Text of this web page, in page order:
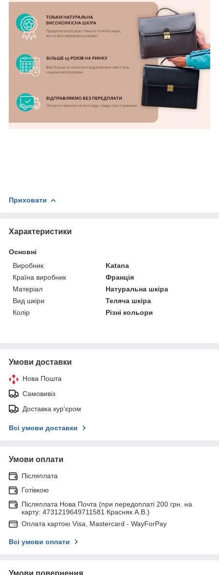
Приховати
Характеристики
Основні
Виробник
Katana
Країна виробник
Франція
Матеріал
Натуральна шкіра
Вид шкіри
Теляча шкіра
Колір
Різні кольори
Умови доставки
Нова Пошта
Самовивіз
Доставка кур'єром
Всі умови доставки
Умови оплати
Післяплата
Готівкою
Післяплата Нова Почта (при передоплаті 200 грн. на
карту: 4731219649711581 Красняк А.В.)
Оплата картою Visa, Mastercard - WayForPay
Всі умови оплати
Умови повернення